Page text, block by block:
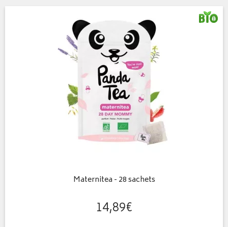
Maternitea - 28 sachets
14,89€